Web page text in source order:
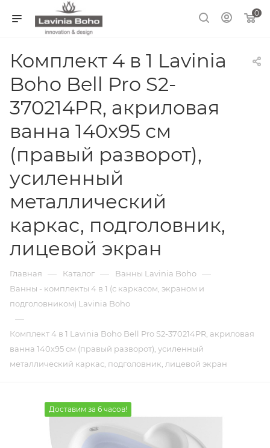
0
Комплект 4 в 1 Lavinia
Boho Bell Pro S2-
370214PR, акриловая
ванна 140x95 см
(правый разворот),
усиленный
металлический
каркас, подголовник,
лицевой экран
Главная — Каталог — Ванны Lavinia Boho —
Ванны - комплекты 4 в 1 (с каркасом, экраном и
подголовником) Lavinia Boho
—
Комплект 4 в 1 Lavinia Boho Bell Pro S2-370214PR, акриловая
ванна 140x95 см (правый разворот), усиленный
металлический каркас, подголовник, лицевой экран
Доставим за 6 часов!